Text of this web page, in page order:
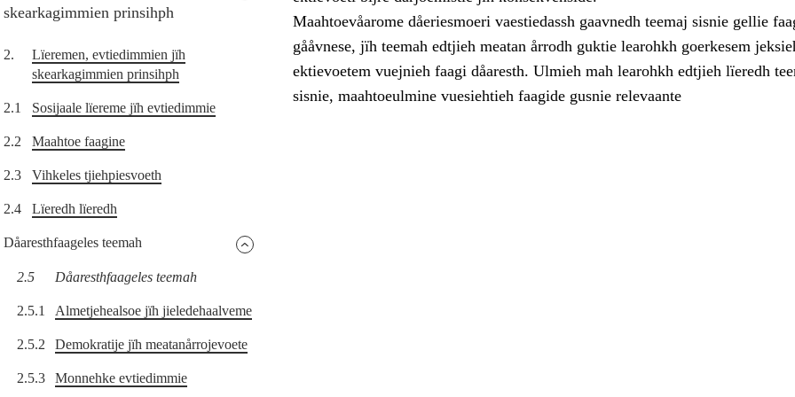
skearkagimmien prinsihph
2.
Lïeremen, evtiedimmien jïh
skearkagimmien prinsihph
2.1 Sosijaale lïereme jïh evtiedimmie
2.2 Maahtoe faagine
2.3 Vihkeles tjiehpiesvoeth
2.4 Lïeredh lïeredh
Dåaresthfaageles teemah
2.5 Dåaresthfaageles teemah
2.5.1 Almetjehealsoe jïh jieledehaalveme
2.5.2 Demokratije jïh meatanårrojevoete
2.5.3 Monnehke evtiedimmie
Maahtoevåarome dåeriesmoeri vaestiedassh gaavnedh teemaj sisnie gellie
gååvnese, jïh teemah edtjieh meatan årrodh guktie learohkh goerkesem
ektievoetem vuejnieh faagi dåaresth. Ulmieh mah learohkh edtjieh lïeredh
sisnie, maahtoeulmine vuesiehtieh faagide gusnie relevaante